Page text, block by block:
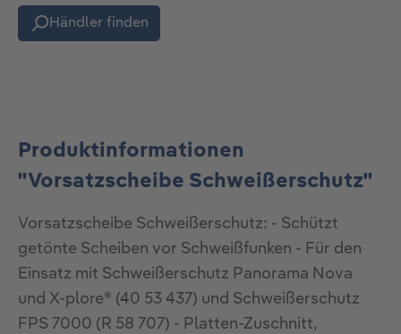
Händler finden
Produktinformationen
"Vorsatzscheibe Schweißerschutz"
Vorsatzscheibe Schweißerschutz: - Schützt
getönte Scheiben vor Schweißfunken - Für den
Einsatz mit Schweißerschutz Panorama Nova
und X-plore® (40 53 437) und Schweißerschutz
FPS 7000 (R 58 707) - Platten-Zuschnitt,